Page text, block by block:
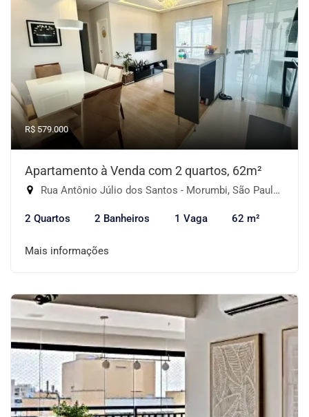
R$ 579.000
Apartamento à Venda com 2 quartos, 62m²
Rua Antônio Júlio dos Santos - Morumbi, São Paulo-SP
2 Quartos 2 Banheiros 1 Vaga 62 m²
Mais informações